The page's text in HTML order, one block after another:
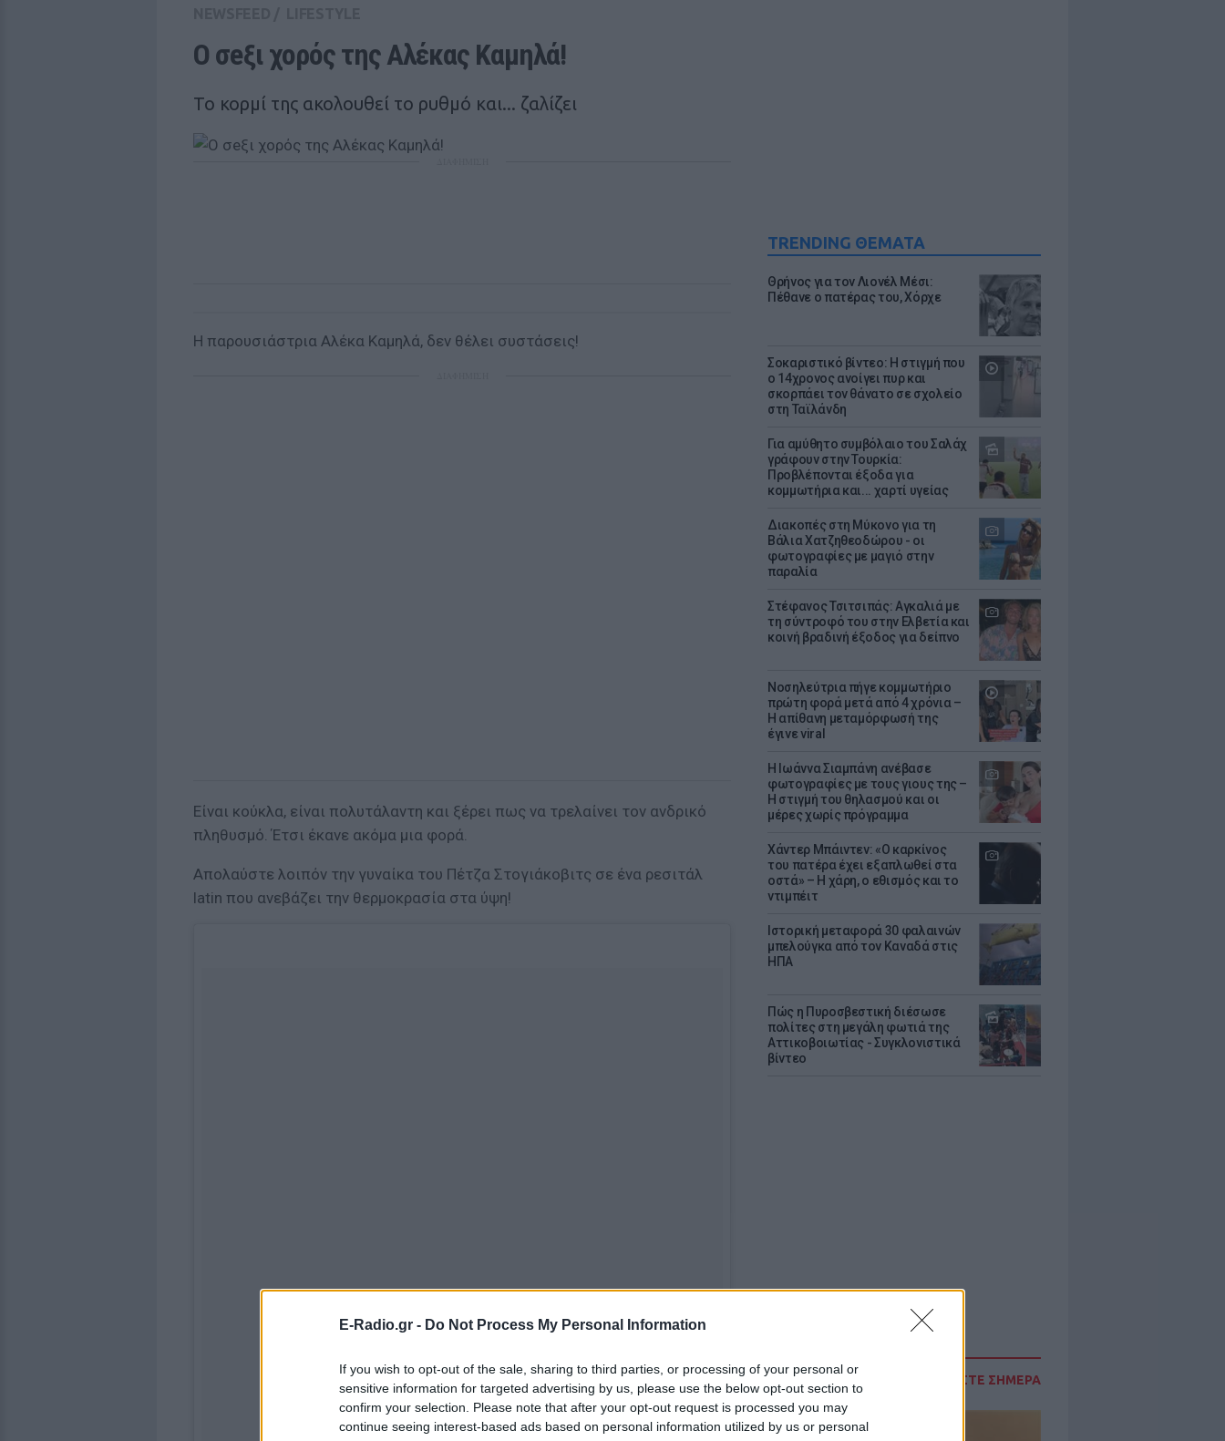
E-Radio.gr - Do Not Process My Personal Information
If you wish to opt-out of the sale, sharing to third parties, or processing of your personal or
sensitive information for targeted advertising by us, please use the below opt-out section to
confirm your selection. Please note that after your opt-out request is processed you may
continue seeing interest-based ads based on personal information utilized by us or personal
TRENDING ΘΕΜΑΤΑ
Θρήνος για τον Λιονέλ Μέσι:
Πέθανε ο πατέρας του, Χόρχε
Σοκαριστικό βίντεο: Η στιγμή που
ο 14χρονος ανοίγει πυρ και
σκορπάει τον θάνατο σε σχολείο
στη Ταϊλάνδη
Για αμύθητο συμβόλαιο του Σαλάχ
γράφουν στην Τουρκία:
Προβλέπονται έξοδα για
κομμωτήρια και... χαρτί υγείας
Διακοπές στη Μύκονο για τη
Βάλια Χατζηθεοδώρου - οι
φωτογραφίες με μαγιό στην
παραλία
Στέφανος Τσιτσιπάς: Αγκαλιά με
τη σύντροφό του στην Ελβετία και
κοινή βραδινή έξοδος για δείπνο
Νοσηλεύτρια πήγε κομμωτήριο
πρώτη φορά μετά από 4 χρόνια –
Η απίθανη μεταμόρφωσή της
έγινε viral
H Ιωάννα Σιαμπάνη ανέβασε
φωτογραφίες με τους γιους της –
Η στιγμή του θηλασμού και οι
μέρες χωρίς πρόγραμμα
Χάντερ Μπάιντεν: «Ο καρκίνος
του πατέρα έχει εξαπλωθεί στα
οστά» – Η χάρη, ο εθισμός και το
ντιμπέιτ
Ιστορική μεταφορά 30 φαλαινών
μπελούγκα από τον Καναδά στις
ΗΠΑ
Πώς η Πυροσβεστική διέσωσε
πολίτες στη μεγάλη φωτιά της
Αττικοβοιωτίας - Συγκλονιστικά
βίντεο
ΔΙΑΒΑΣΤΕ ΣΗΜΕΡΑ
Ο σeξι χορός της Αλέκας Kαμηλά!
Το κορμί της ακολουθεί το ρυθμό και... ζαλίζει
H παρουσιάστρια Αλέκα Καμηλά, δεν θέλει συστάσεις!
Είναι κούκλα, είναι πολυτάλαντη και ξέρει πως να τρελαίνει τον ανδρικό
πληθυσμό. Έτσι έκανε ακόμα μια φορά.
Απολαύστε λοιπόν την γυναίκα του Πέτζα Στογιάκοβιτς σε ένα ρεσιτάλ
latin που ανεβάζει την θερμοκρασία στα ύψη!